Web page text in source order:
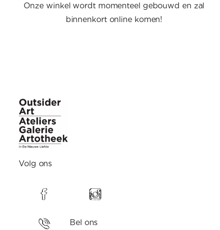
Onze winkel wordt momenteel gebouwd en zal
binnenkort online komen!
Volg ons
Bel ons